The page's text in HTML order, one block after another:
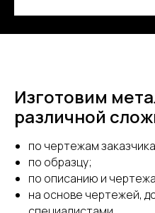
Изготовим
различной
по чертежам
по образцу;
по описанию и
на основе чертежей,